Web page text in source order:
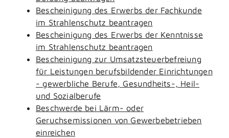
Bescheinigung des Erwerbs der Fachkunde
im Strahlenschutz beantragen
Bescheinigung des Erwerbs der Kenntnisse
im Strahlenschutz beantragen
Bescheinigung zur Umsatzsteuerbefreiung
für Leistungen berufsbildender Einrichtungen
- gewerbliche Berufe, Gesundheits-, Heil-
und Sozialberufe
Beschwerde bei Lärm- oder
Geruchsemissionen von Gewerbebetrieben
einreichen